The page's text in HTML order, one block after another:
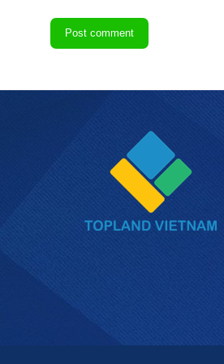
Post comment